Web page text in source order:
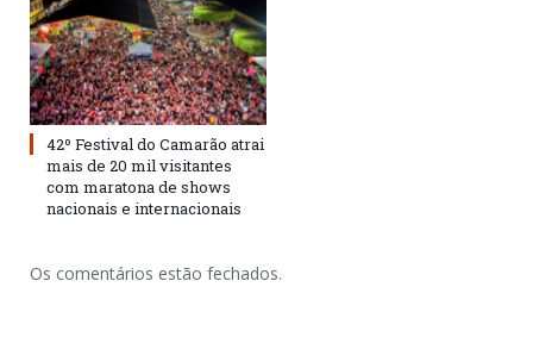
42º Festival do Camarão atrai
mais de 20 mil visitantes
com maratona de shows
nacionais e internacionais
Os comentários estão fechados.